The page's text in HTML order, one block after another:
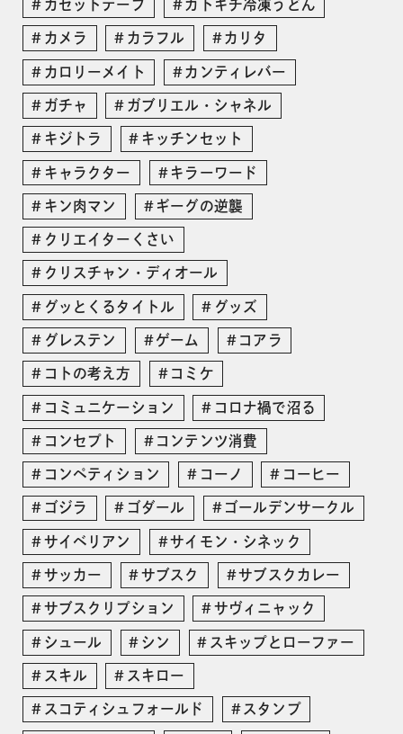
カセットテープ カトキチ冷凍うどん
カメラ カラフル カリタ
カロリーメイト カンティレバー
ガチャ ガブリエル・シャネル
キジトラ キッチンセット
キャラクター キラーワード
キン肉マン ギーグの逆襲
クリエイターくさい
クリスチャン・ディオール
グッとくるタイトル グッズ
グレステン ゲーム コアラ
コトの考え方 コミケ
コミュニケーション コロナ禍で沼る
コンセプト コンテンツ消費
コンペティション コーノ コーヒー
ゴジラ ゴダール ゴールデンサークル
サイベリアン サイモン・シネック
サッカー サブスク サブスクカレー
サブスクリプション サヴィニャック
シュール シン スキップとローファー
スキル スキロー
スコティシュフォールド スタンプ